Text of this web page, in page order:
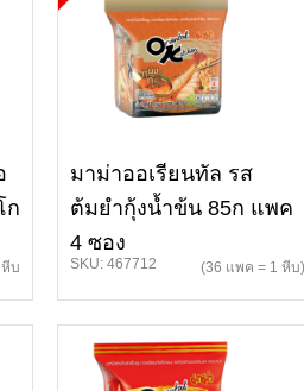
ก
บ
มาม่าออเรียนทัล รส
ต้มยำกุ้งน้ำข้น 85ก แพค
4 ซอง
SKU: 467712 (36 แพค = 1 หีบ)